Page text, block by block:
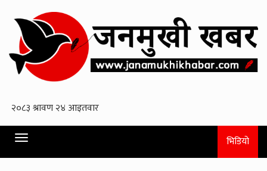
Toggle
navigation
भिडियो